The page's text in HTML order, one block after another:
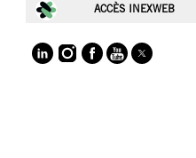
ACCÈS INEXWEB